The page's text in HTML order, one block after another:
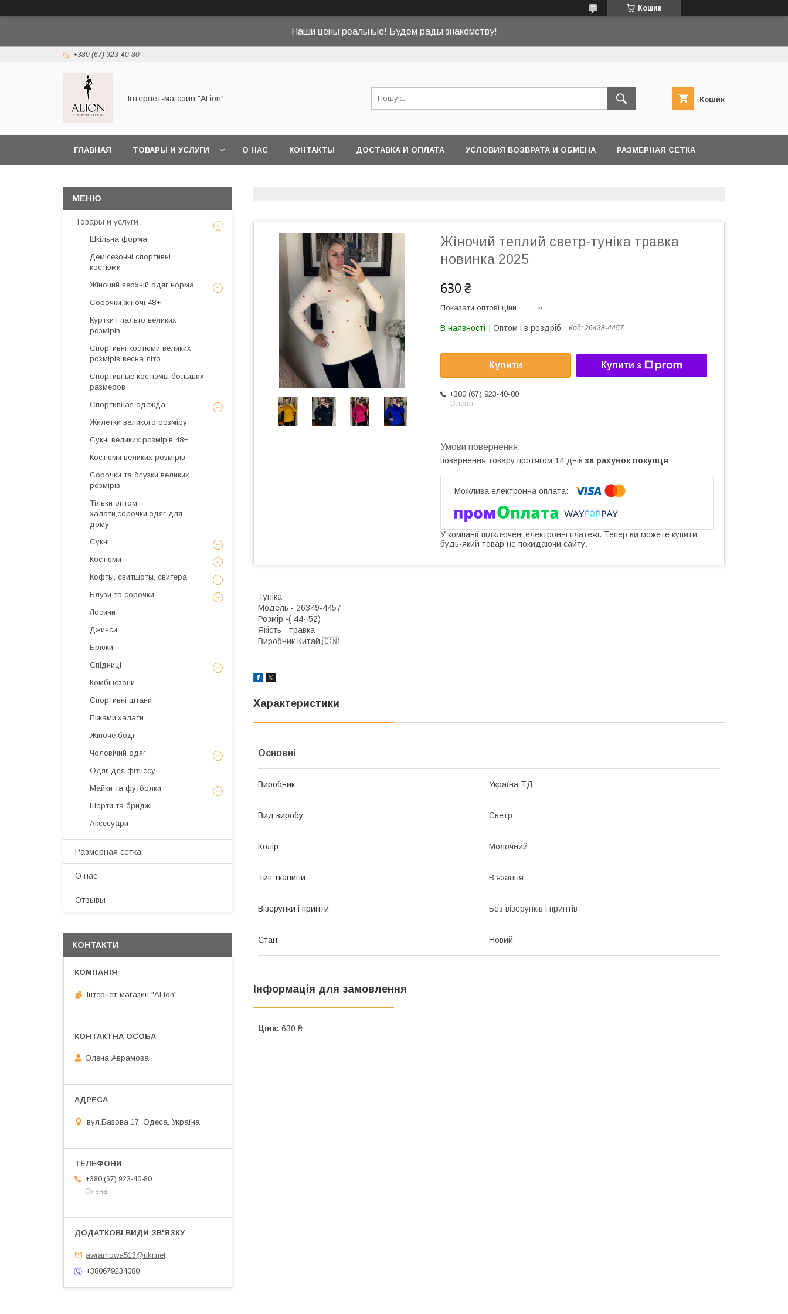
Кошик
Наши цены реальные! Будем рады знакомству!
+380 (67) 923-40-80
Інтернет-магазин "ALіon" Кошик
ГЛАВНАЯ ТОВАРЫ И УСЛУГИ О НАС КОНТАКТЫ ДОСТАВКА И ОПЛАТА УСЛОВИЯ ВОЗВРАТА И ОБМЕНА РАЗМЕРНАЯ СЕТКА
Жіночий теплий светр-туніка травка
новинка 2025
630 ₴
Показати оптові ціни
В наявності Оптом і в роздріб Код: 26438-4457
Купити Купити з
+380 (67) 923-40-80
Олена
повернення товару протягом 14 днів за рахунок покупця
У компанії підключені електронні платежі. Тепер ви можете купити
будь-який товар не покидаючи сайту.
Туніка
Модель - 26349-4457
Розмір -( 44- 52)
Якість - травка
Виробник Китай 🇨🇳
Характеристики
Основні
Виробник Україна ТД
Вид виробу Светр
Колір Молочний
Тип тканини В'язання
Візерунки і принти Без візерунків і принтів
Стан Новий
Інформація для замовлення
Ціна: 630 ₴
Товары и услуги
Шкільна форма
Демісезонні спортивні
костюми
Жіночий верхній одяг норма
Сорочки жіночі 48+
Куртки і пальто великих
розмірів
Спортивні костюми великих
розмірів весна літо
Спортивные костюмы больших
размеров
Спортивная одежда
Жилетки великого розміру
Сукні великих розмірів 48+
Костюми великих розмірів
Сорочки та блузки великих
розмірів
Тільки оптом
халати,сорочки,одяг для
дому
Сукні
Костюми
Кофты, свитшоты, свитера
Блузи та сорочки
Лосини
Джинси
Брюки
Спідниці
Комбінезони
Спортивні штани
Піжами,халати
Жіноче боді
Чоловічий одяг
Одяг для фітнесу
Майки та футболки
Шорти та бриджі
Аксесуари
Размерная сетка
О нас
Отзывы
КОНТАКТИ
Інтернет-магазин "ALіon"
Олена Аврамова
вул.Базова 17, Одеса, Україна
+380 (67) 923-40-80
Олена
awramowa513@ukr.net
+380679234080